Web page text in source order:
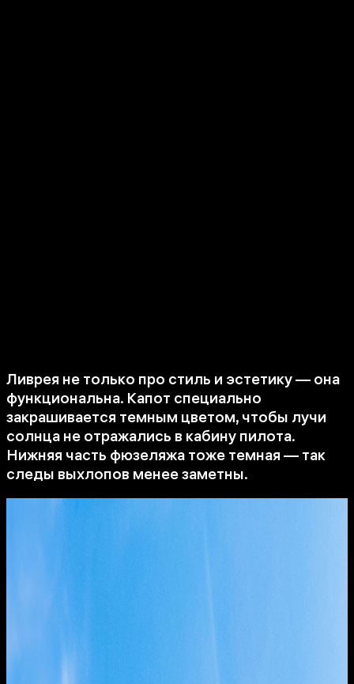
Ливрея не только про стиль и эстетику — она
функциональна. Капот специально
закрашивается темным цветом, чтобы лучи
солнца не отражались в кабину пилота.
Нижняя часть фюзеляжа тоже темная — так
следы выхлопов менее заметны.